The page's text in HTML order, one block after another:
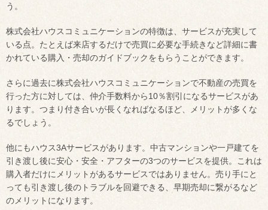
う。
株式会社ハウスコミュニケーションの特徴は、サービスが充実して
いる点。たとえば来店するだけで売買に必要な手続きなど詳細に書
かれている購入・売却のガイドブックをもらうことができます。
さらに過去に株式会社ハウスコミュニケーションで不動産の売買を
行った方に対しては、仲介手数料から10％割引になるサービスがあ
ります。つまり付き合いが長くなればなるほど、メリットが多くな
るでしょう。
他にもハウス3Aサービスがあります。中古マンションや一戸建てを
引き渡し後に安心・安全・アフターの3つのサービスを提供。これは
購入者だけにメリットがあるサービスではありません。売り手にと
っても引き渡し後のトラブルを回避できる、早期売却に繋がるなど
のメリットになります。